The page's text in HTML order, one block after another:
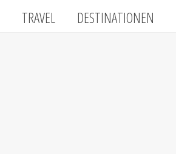
TRAVEL DESTINATIONEN